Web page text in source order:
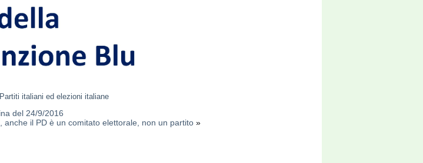
Partiti italiani ed elezioni italiane
del 24/9/2016
anche il PD è un comitato elettorale, non un partito »